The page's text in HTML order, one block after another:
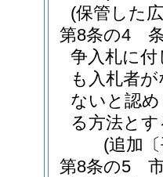
(保管した
第8条の4
争入札に
も入札者
ないと認
る方法と
(追加
第8条の5